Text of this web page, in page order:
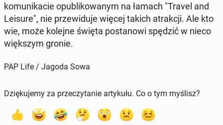
ko­mu­ni­ka­cie opu­bli­ko­wa­nym na łamach "Travel and
Leisure", nie prze­wi­du­je więcej takich atrak­cji. Ale kto
wie, może kolejne święta po­sta­no­wi spędzić w nieco
więk­szym gronie.
PAP Life / Jagoda Sowa
Dziękujemy za przeczytanie artykułu. Co o tym myślisz?